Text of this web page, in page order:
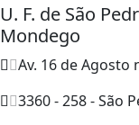
U. F. de São
Mondego
Av. 16 de Agosto
3360 - 258 - São